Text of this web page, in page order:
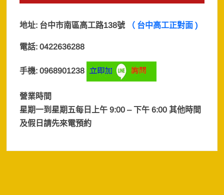
地址: 台中市南區高工路138號 （ 台中高工正對面 )
電話: 0422636288
手機: 0968901238
營業時間
星期一到星期五每日上午 9:00 – 下午 6:00 其他時間
及假日請先來電預約